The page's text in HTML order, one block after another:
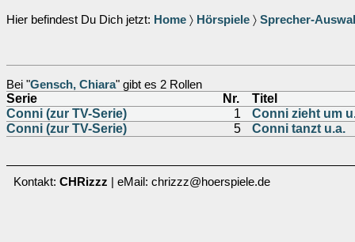
Hier befindest Du Dich jetzt: Home 〉 Hörspiele 〉 Sprecher-
Bei "Gensch, Chiara" gibt es 2 Rollen
Serie Nr.
Titel
Conni (zur TV-Serie)
1
Conni zieht um
Conni (zur TV-Serie)
5 Conni tanzt u.a.
Kontakt: CHRizzz | eMail: chrizzz@hoerspiele.de